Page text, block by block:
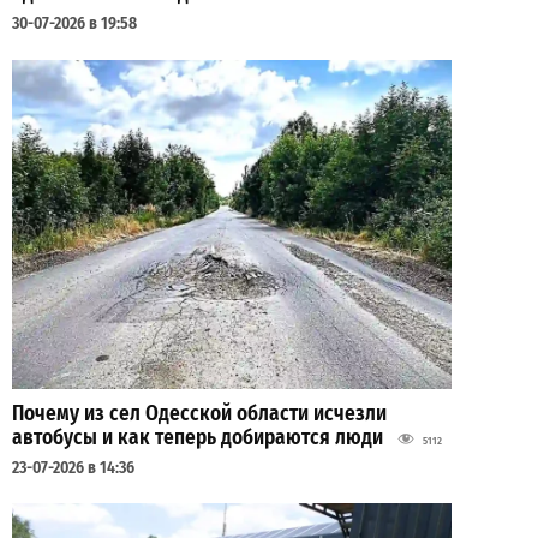
30-07-2026 в 19:58
Почему из сел Одесской области исчезли
автобусы и как теперь добираются люди
5112
23-07-2026 в 14:36